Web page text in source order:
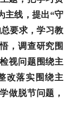
主线，提出“守
要求，学习教
，调查研究围
视问题围绕主
改落实围绕主
做脱节问题，